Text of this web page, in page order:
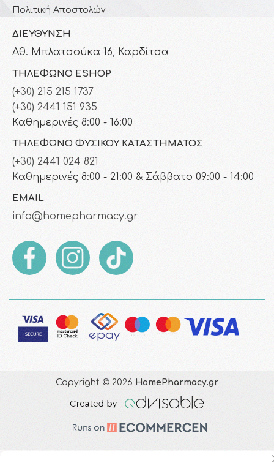
Πολιτική Αποστολών
ΔΙΕΎΘΥΝΣΗ
Αθ. Μπλατσούκα 16, Καρδίτσα
ΤΗΛΈΦΩΝΟ ESHOP
(+30) 215 215 1737
(+30) 2441 151 935
Καθημερινές 8:00 - 16:00
ΤΗΛΈΦΩΝΟ ΦΥΣΙΚΟΎ ΚΑΤΑΣΤΉΜΑΤΟΣ
(+30) 2441 024 821
Καθημερινές 8:00 - 21:00 & Σάββατο 09:00 - 14:00
EMAIL
info@homepharmacy.gr
Copyright © 2026 HomePharmacy.gr